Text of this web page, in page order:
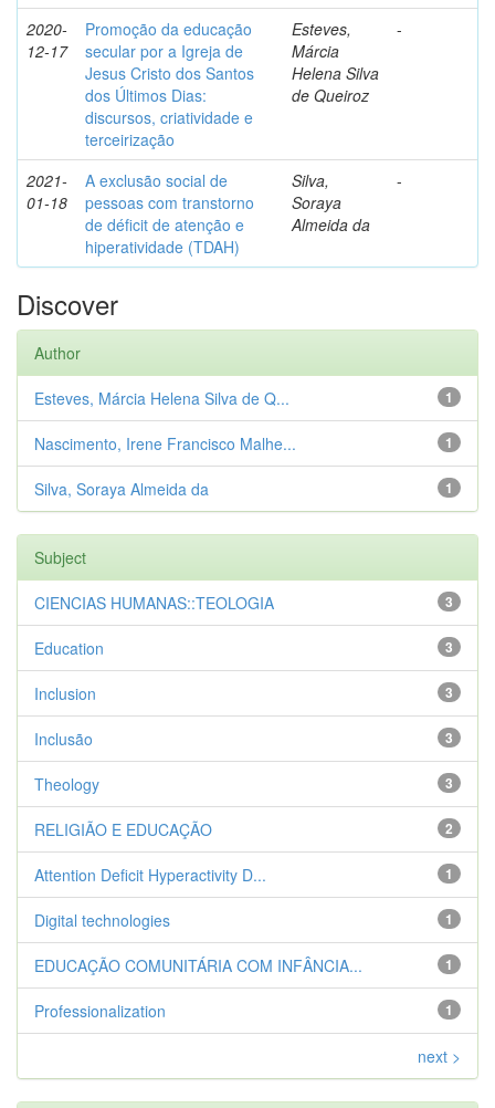
2020-
12-17
Promoção da educação
secular por a Igreja de
Jesus Cristo dos Santos
dos Últimos Dias:
discursos, criatividade e
terceirização
Esteves,
Márcia
Helena Silva
de Queiroz
-
2021-
01-18
A exclusão social de
pessoas com transtorno
de déficit de atenção e
hiperatividade (TDAH)
Silva,
Soraya
Almeida da
-
Discover
Author
1
Esteves, Márcia Helena Silva de Q...
1
Nascimento, Irene Francisco Malhe...
1
Silva, Soraya Almeida da
Subject
3
CIENCIAS HUMANAS::TEOLOGIA
3
Education
3
Inclusion
3
Inclusão
3
Theology
2
RELIGIÃO E EDUCAÇÃO
1
Attention Deficit Hyperactivity D...
1
Digital technologies
1
EDUCAÇÃO COMUNITÁRIA COM INFÂNCIA...
1
Professionalization
next >